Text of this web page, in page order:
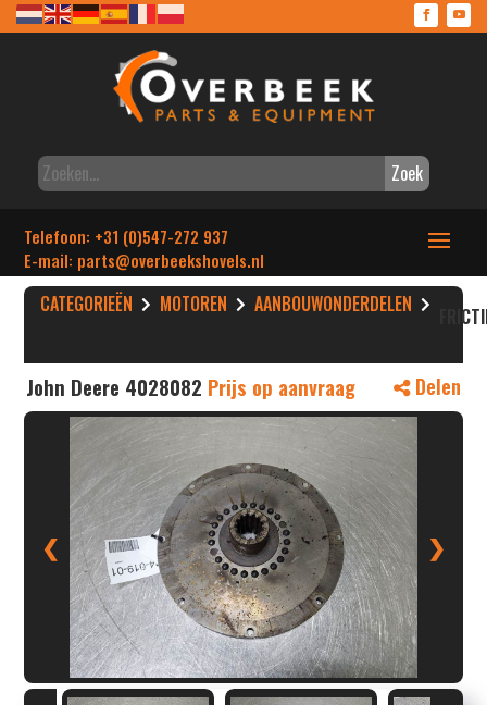
Zoek
Telefoon: +31 (0)547-272 937
E-mail: parts@overbeekshovels.nl
CATEGORIEËN MOTOREN AANBOUWONDERDELEN
John Deere 4028082 Prijs op aanvraag Delen
❮ ❯